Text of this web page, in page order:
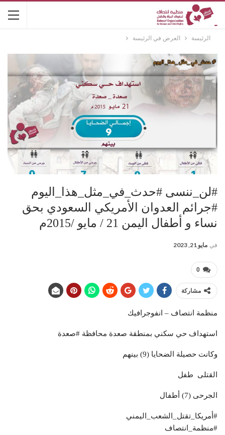
الرئيسة العرض في الرئيسة
#لن_ننسى #حدث_في_مثل_هذا_اليوم
#جرائم العدوان الأمريكي السعودي بحق
نساء و أطفال اليمن 21 / مايو /2015م
في مايو 21, 2023
0
مشاركة
منظمة انتصاف – انفوجرافيك
استهداف حي سكني بمنطقة صعدة محافظة #صعدة
وكانت حصيلة الضحايا (9) بينهم
القتلى طفل
الجرحى (7) أطفال
#أمريكا_تقتل_الشعب_اليمني
#منظمة_انتصاف